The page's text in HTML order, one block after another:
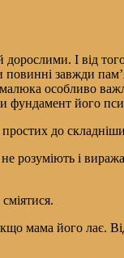
І від
завжди
особливо
його
до
розуміють і
мама його лає.